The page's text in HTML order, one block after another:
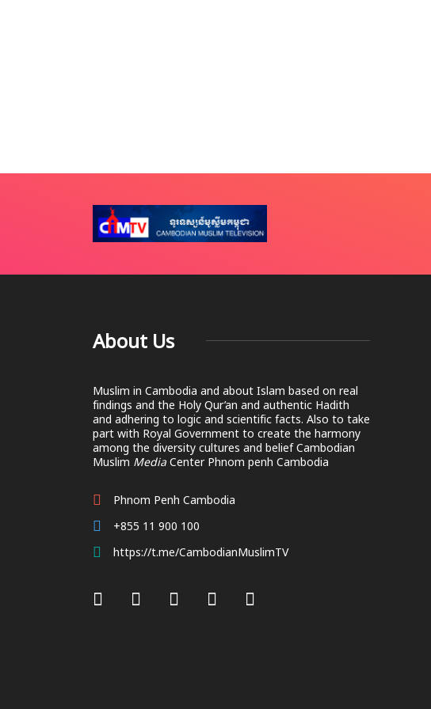
About Us
Muslim in Cambodia and about Islam based on real
findings and the Holy Qur’an and authentic Hadith
and adhering to logic and scientific facts. Also to take
part with Royal Government to create the harmony
among the diversity cultures and belief Cambodian
Muslim Media Center Phnom penh Cambodia
Phnom Penh Cambodia
+855 11 900 100
https://t.me/CambodianMuslimTV